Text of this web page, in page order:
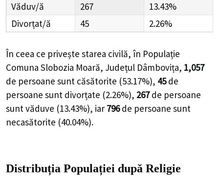
Văduv/ă
267
13.43%
Divorțat/ă
45 2.26%
În ceea ce privește starea civilă, în Populație
Comuna Slobozia Moară, Județul Dâmbovița, 1,057
de persoane sunt căsătorite (53.17%), 45 de
persoane sunt divorțate (2.26%), 267 de persoane
sunt văduve (13.43%), iar 796 de persoane sunt
necasătorite (40.04%).
Distribuția Populației după Religie